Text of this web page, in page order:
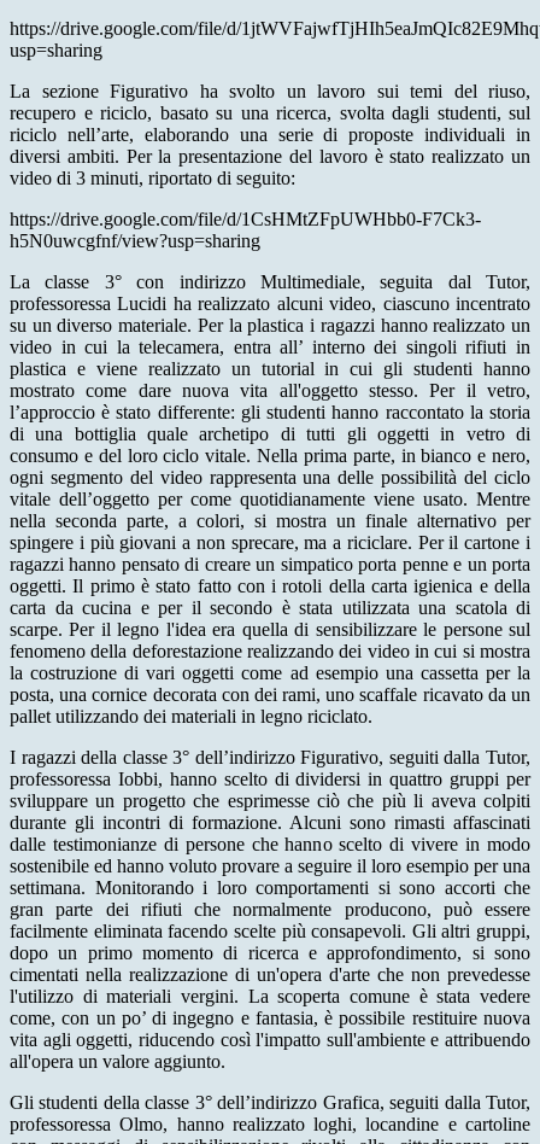
https://drive.google.com/file/d/
usp=sharing
La sezione Figurativo ha svolto un lavoro sui temi del riuso,
recupero e riciclo, basato su una ricerca, svolta dagli studenti, sul
riciclo nell’arte, elaborando una serie di proposte individuali in
diversi ambiti. Per la presentazione del lavoro è stato realizzato un
video di 3 minuti, riportato di seguito:
https://drive.google.com/file/d/1CsHMtZFpUWHbb0-F7Ck3-
h5N0uwcgfnf/view?usp=sharing
La classe 3° con indirizzo Multimediale, seguita dal Tutor,
professoressa Lucidi ha realizzato alcuni video, ciascuno incentrato
su un diverso materiale. Per la plastica i ragazzi hanno realizzato un
video in cui la telecamera, entra all’ interno dei singoli rifiuti in
plastica e viene realizzato un tutorial in cui gli studenti hanno
mostrato come dare nuova vita all'oggetto stesso. Per il vetro,
l’approccio è stato differente: gli studenti hanno raccontato la storia
di una bottiglia quale archetipo di tutti gli oggetti in vetro di
consumo e del loro ciclo vitale. Nella prima parte, in bianco e nero,
ogni segmento del video rappresenta una delle possibilità del ciclo
vitale dell’oggetto per come quotidianamente viene usato. Mentre
nella seconda parte, a colori, si mostra un finale alternativo per
spingere i più giovani a non sprecare, ma a riciclare. Per il cartone i
ragazzi hanno pensato di creare un simpatico porta penne e un porta
oggetti. Il primo è stato fatto con i rotoli della carta igienica e della
carta da cucina e per il secondo è stata utilizzata una scatola di
scarpe. Per il legno l'idea era quella di sensibilizzare le persone sul
fenomeno della deforestazione realizzando dei video in cui si mostra
la costruzione di vari oggetti come ad esempio una cassetta per la
posta, una cornice decorata con dei rami, uno scaffale ricavato da un
pallet utilizzando dei materiali in legno riciclato.
I ragazzi della classe 3° dell’indirizzo Figurativo, seguiti dalla Tutor,
professoressa Iobbi, hanno scelto di dividersi in quattro gruppi per
sviluppare un progetto che esprimesse ciò che più li aveva colpiti
durante gli incontri di formazione. Alcuni sono rimasti affascinati
dalle testimonianze di persone che hanno scelto di vivere in modo
sostenibile ed hanno voluto provare a seguire il loro esempio per una
settimana. Monitorando i loro comportamenti si sono accorti che
gran parte dei rifiuti che normalmente producono, può essere
facilmente eliminata facendo scelte più consapevoli. Gli altri gruppi,
dopo un primo momento di ricerca e approfondimento, si sono
cimentati nella realizzazione di un'opera d'arte che non prevedesse
l'utilizzo di materiali vergini. La scoperta comune è stata vedere
come, con un po’ di ingegno e fantasia, è possibile restituire nuova
vita agli oggetti, riducendo così l'impatto sull'ambiente e attribuendo
all'opera un valore aggiunto.
Gli studenti della classe 3° dell’indirizzo Grafica, seguiti dalla Tutor,
professoressa Olmo, hanno realizzato loghi, locandine e cartoline